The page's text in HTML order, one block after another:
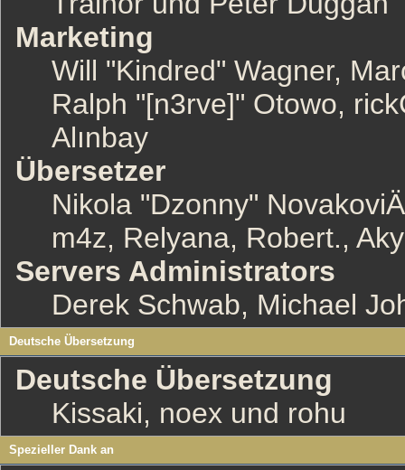
Marketing
Will "Kindred" Wagner,
Ralph "[n3rve]" Otowo,
Alınbay
Übersetzer
Nikola "Dzonny"
m4z, Relyana, Robert.,
Servers Administrators
Derek Schwab, Michael
Deutsche Übersetzung
Deutsche Übersetzung
Kissaki, noex und rohu
Spezieller Dank an